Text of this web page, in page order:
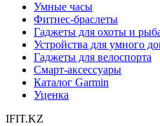
Умные часы
Фитнес-браслеты
Гаджеты для охоты и
Устройства для умного
Гаджеты для велоспорта
Смарт-аксессуары
Каталог Garmin
Уценка
IFIT.KZ